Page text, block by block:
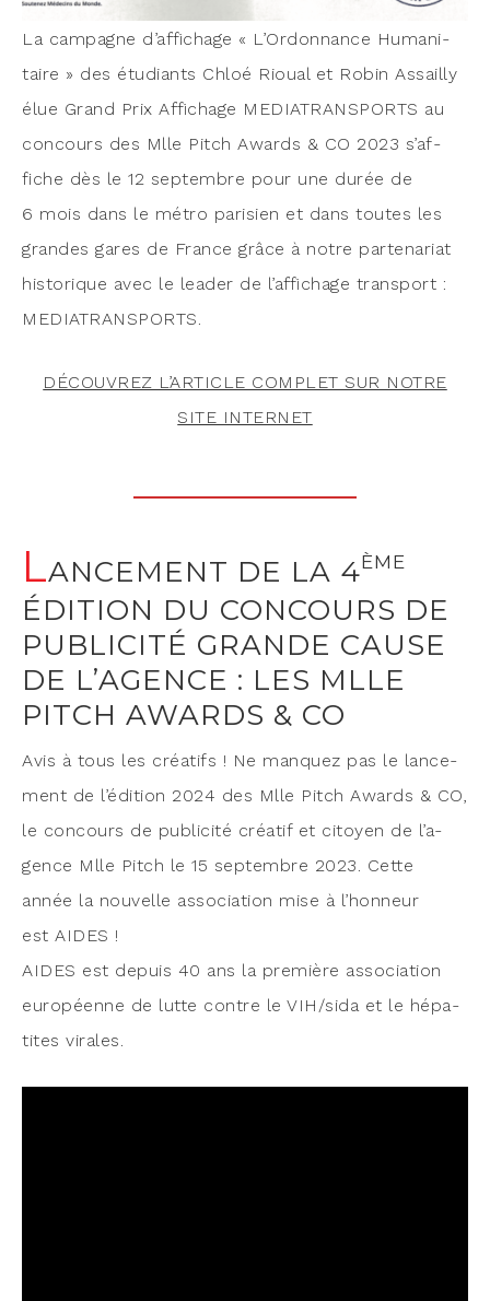
La cam­pagne d’af­fi­chage « L’Or­don­nance Huma­ni­
taire » des étu­diants Chloé Rioual et Robin Assailly
élue Grand Prix Affi­chage MEDIATRANSPORTS au
concours des Mlle Pitch Awards & CO 2023 s’af­
fiche dès le 12 sep­tembre pour une durée de
6 mois dans le métro pari­sien et dans toutes les
grandes gares de France grâce à notre par­te­na­riat
his­to­rique avec le lea­der de l’af­fi­chage trans­port :
MEDIATRANSPORTS.
DÉCOUVREZ L’ARTICLE COMPLET SUR NOTRE
SITE INTERNET
LANCEMENT DE LA 4ÈME
ÉDITION DU CONCOURS DE
PUBLICITÉ GRANDE CAUSE
DE L’AGENCE : LES MLLE
PITCH AWARDS & CO
Avis à tous les créa­tifs ! Ne man­quez pas le lan­ce­
ment de l’é­di­tion 2024 des Mlle Pitch Awards & CO,
le concours de publi­ci­té créa­tif et citoyen de l’a­
gence Mlle Pitch le 15 sep­tembre 2023. Cette
année la nou­velle asso­cia­tion mise à l’hon­neur
est AIDES !
AIDES est depuis 40 ans la pre­mière asso­cia­tion
euro­péenne de lutte contre le VIH/sida et le hépa­
tites virales.